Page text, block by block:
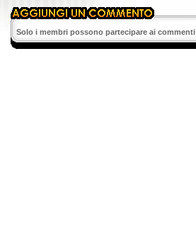
Solo i membri possono partecipare ai commenti